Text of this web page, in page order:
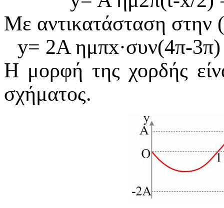
Με αντικατάσταση στην
y= 2A ημπx·συν(4π-
Η μορφή της χορδής
σχήματος.